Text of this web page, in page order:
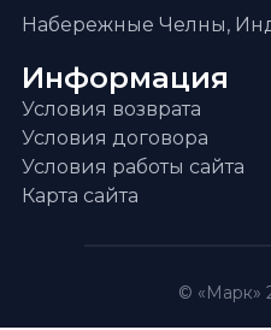
Информация
Условия возврата
Условия договора
Условия работы сайта
Карта сайта
Набережные Челны,
© «Марк»